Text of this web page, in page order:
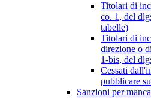
Titolari di
co. 1, del
tabelle)
Titolari di
direzione o
1-bis, del
Cessati
pubblicare
Sanzioni per